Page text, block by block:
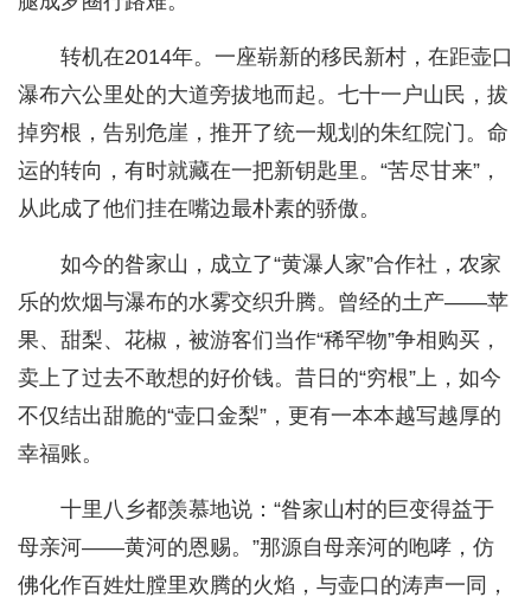
转机在2014年。一座崭新的移民新村，在距壶口
瀑布六公里处的大道旁拔地而起。七十一户山民，拔
掉穷根，告别危崖，推开了统一规划的朱红院门。命
运的转向，有时就藏在一把新钥匙里。“苦尽甘来”，
从此成了他们挂在嘴边最朴素的骄傲。
如今的昝家山，成立了“黄瀑人家”合作社，农家
乐的炊烟与瀑布的水雾交织升腾。曾经的土产——苹
果、甜梨、花椒，被游客们当作“稀罕物”争相购买，
卖上了过去不敢想的好价钱。昔日的“穷根”上，如今
不仅结出甜脆的“壶口金梨”，更有一本本越写越厚的
幸福账。
十里八乡都羡慕地说：“昝家山村的巨变得益于
母亲河——黄河的恩赐。”那源自母亲河的咆哮，仿
佛化作百姓灶膛里欢腾的火焰，与壶口的涛声一同，